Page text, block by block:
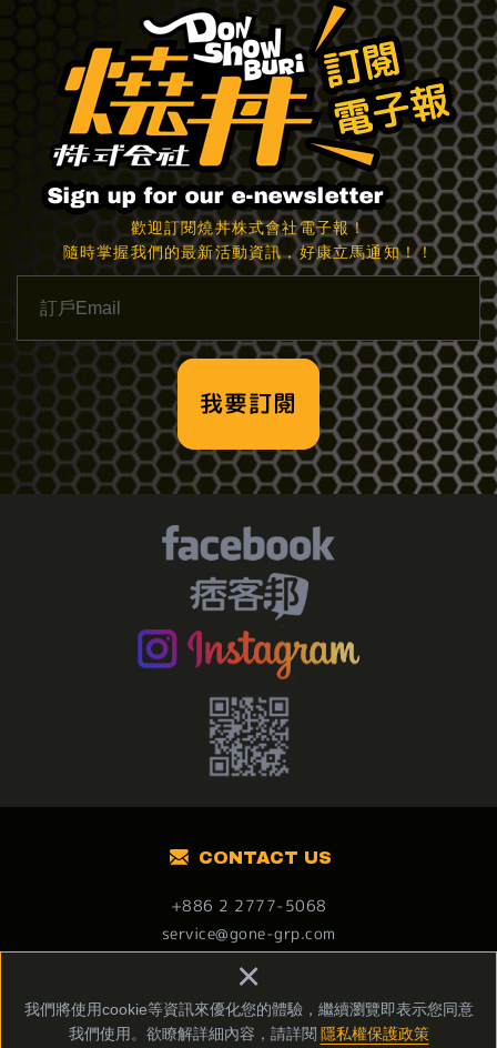
我們將使用cookie等資訊來優化您的體驗，繼續瀏覽即表示您同意
我們使用。欲瞭解詳細內容，請詳閱 隱私權保護政策
×
歡迎訂閱燒丼株式會社電子報！
隨時掌握我們的最新活動資訊，好康立馬通知！！
我要訂閱
CONTACT US
+886 2 2777-5068
service@gone-grp.com
Copyright © 燒丼株式會社 All Rights Reserved.